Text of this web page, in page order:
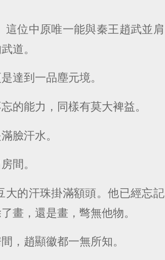
位中原唯一能與秦王趙武並肩
道。
達到一品塵元境。
的能力，同樣有莫大裨益。
臉汗水。
間。
的汗珠掛滿額頭。他已經忘記
畫，還是畫，彆無他物。
，趙顯徽都一無所知。